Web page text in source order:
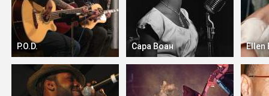
P.O.D. Сара Воан Ellen